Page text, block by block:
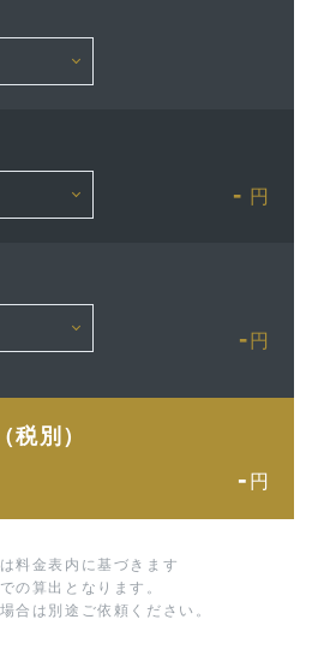
- 円
- 円
税別）
- 円
料金表内に基づきます
の算出となります。
合は別途ご依頼ください。